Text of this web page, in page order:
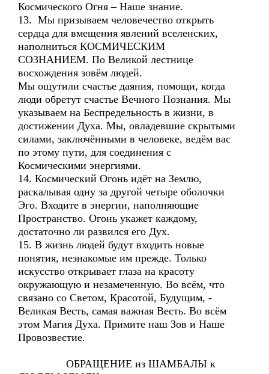
Космического Огня – Наше знание.
13. Мы призываем человечество открыть
сердца для вмещения явлений вселенских,
наполниться КОСМИЧЕСКИМ
СОЗНАНИЕМ. По Великой лестнице
восхождения зовём людей.
Мы ощутили счастье даяния, помощи, когда
люди обретут счастье Вечного Познания. Мы
указываем на Беспредельность в жизни, в
достижении Духа. Мы, овладевшие скрытыми
силами, заключёнными в человеке, ведём вас
по этому пути, для соединения с
Космическими энергиями.
14. Космический Огонь идёт на Землю,
раскалывая одну за другой четыре оболочки
Эго. Входите в энергии, наполняющие
Пространство. Огонь укажет каждому,
достаточно ли развился его Дух.
15. В жизнь людей будут входить новые
понятия, незнакомые им прежде. Только
искусство открывает глаза на красоту
окружающую и незамеченную. Во всём, что
связано со Светом, Красотой, Будущим, -
Великая Весть, самая важная Весть. Во всём
этом Магия Духа. Примите наш Зов и Наше
Провозвестие.
ОБРАЩЕНИЕ из ШАМБАЛЫ к